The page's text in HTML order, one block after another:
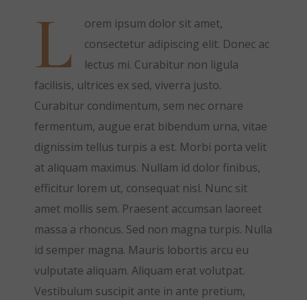
L
orem ipsum dolor sit amet,
consectetur adipiscing elit. Donec ac
lectus mi. Curabitur non ligula
facilisis, ultrices ex sed, viverra justo.
Curabitur condimentum, sem nec ornare
fermentum, augue erat bibendum urna, vitae
dignissim tellus turpis a est. Morbi porta velit
at aliquam maximus. Nullam id dolor finibus,
efficitur lorem ut, consequat nisl. Nunc sit
amet mollis sem. Praesent accumsan laoreet
massa a rhoncus. Sed non magna turpis. Nulla
id semper magna. Mauris lobortis arcu eu
vulputate aliquam. Aliquam erat volutpat.
Vestibulum suscipit ante in ante pretium,